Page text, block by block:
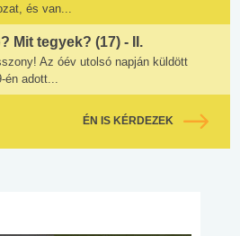
és van...
Mit tegyek? (17) - II.
Az óév utolsó napján küldött
adott...
ÉN IS KÉRDEZEK